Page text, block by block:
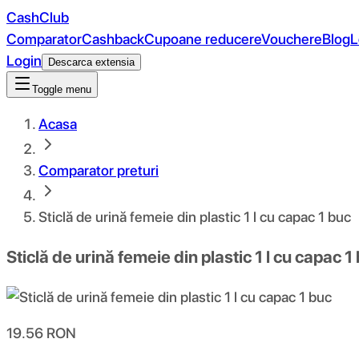
CashClub
ComparatorCashbackCupoane reducereVouchereBlog
Login
Descarca extensia
Toggle menu
Acasa
Comparator preturi
Sticlă de urină femeie din plastic 1 l cu capac 1 buc
Sticlă de urină femeie din plastic 1 l cu capac 1
19.56 RON